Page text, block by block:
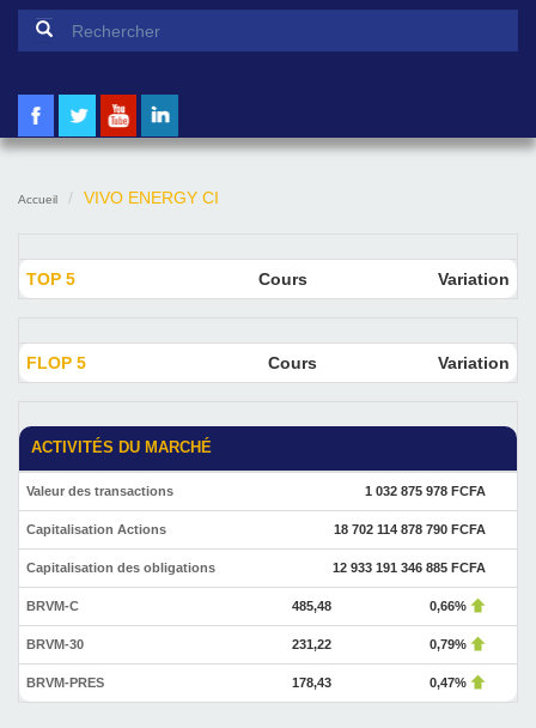
Formulaire de recherche
Accueil VIVO ENERGY CI
TOP 5 Cours Variation
FLOP 5 Cours Variation
ACTIVITÉS DU MARCHÉ
Valeur des transactions 1 032 875 978 FCFA
Capitalisation Actions 18 702 114 878 790 FCFA
Capitalisation des obligations 12 933 191 346 885 FCFA
BRVM-C 485,48 0,66%
BRVM-30 231,22 0,79%
BRVM-PRES 178,43 0,47%